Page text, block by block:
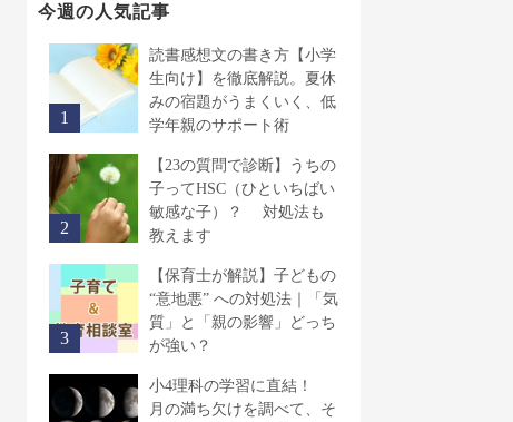
今週の人気記事
読書感想文の書き方【小学
生向け】を徹底解説。夏休
みの宿題がうまくいく、低
学年親のサポート術
【23の質問で診断】うちの
子ってHSC（ひといちばい
敏感な子）？ 対処法も
教えます
【保育士が解説】子どもの
“意地悪” への対処法｜「気
質」と「親の影響」どっち
が強い？
小4理科の学習に直結！
月の満ち欠けを調べて、そ